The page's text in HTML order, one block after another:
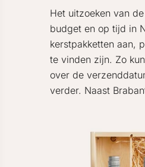
Het uitzoeken van
budget en op tijd in
kerstpakketten aan,
te vinden zijn. Zo
over de
verder. Naast